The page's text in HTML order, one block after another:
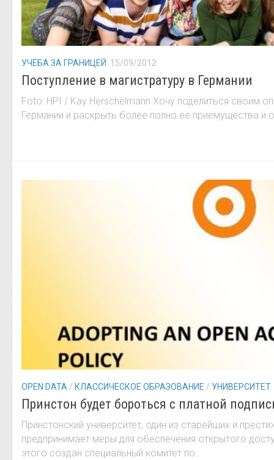
УЧЕБА ЗА ГРАНИЦЕЙ 15/09/2012
Поступление в магистратуру в Германии
Foto: HPI / Kay Herschelmann Хочу поделиться своим
Германии и раскрыть более полно ее приемущества и
OPEN DATA / КЛАССИЧЕСКОЕ ОБРАЗОВАНИЕ / УНИВЕРСИТЕТ
Принстон будет бороться с платной
Принстонский университет, один из старейших и
предпринимает меры для обеспечения открытого
этого создан специальный комитет по...